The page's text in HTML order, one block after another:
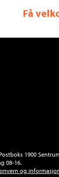
Få
1900
08-16.
og